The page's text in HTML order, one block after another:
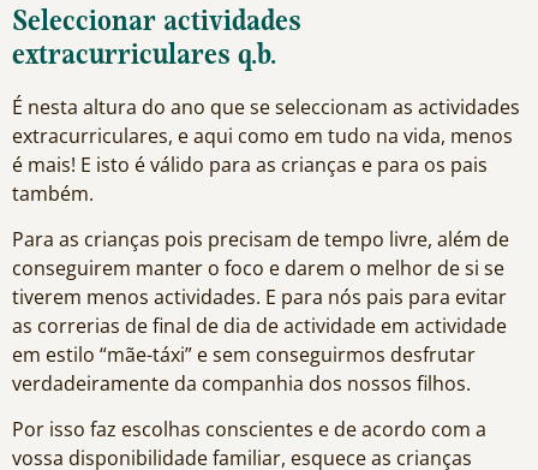
Seleccionar actividades
extracurriculares q.b.
É nesta altura do ano que se seleccionam as actividades
extracurriculares, e aqui como em tudo na vida, menos
é mais! E isto é válido para as crianças e para os pais
também.
Para as crianças pois precisam de tempo livre, além de
conseguirem manter o foco e darem o melhor de si se
tiverem menos actividades. E para nós pais para evitar
as correrias de final de dia de actividade em actividade
em estilo “mãe-táxi” e sem conseguirmos desfrutar
verdadeiramente da companhia dos nossos filhos.
Por isso faz escolhas conscientes e de acordo com a
vossa disponibilidade familiar, esquece as crianças